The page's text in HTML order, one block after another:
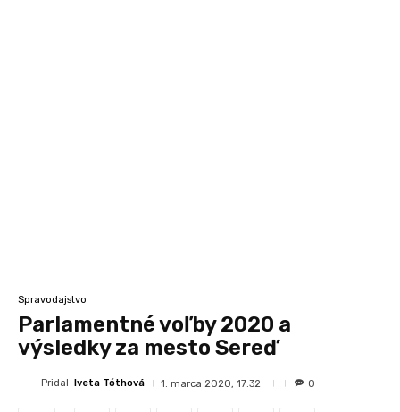
Spravodajstvo
Parlamentné voľby 2020 a
výsledky za mesto Sereď
Pridal Iveta Tóthová 1. marca 2020, 17:32 0